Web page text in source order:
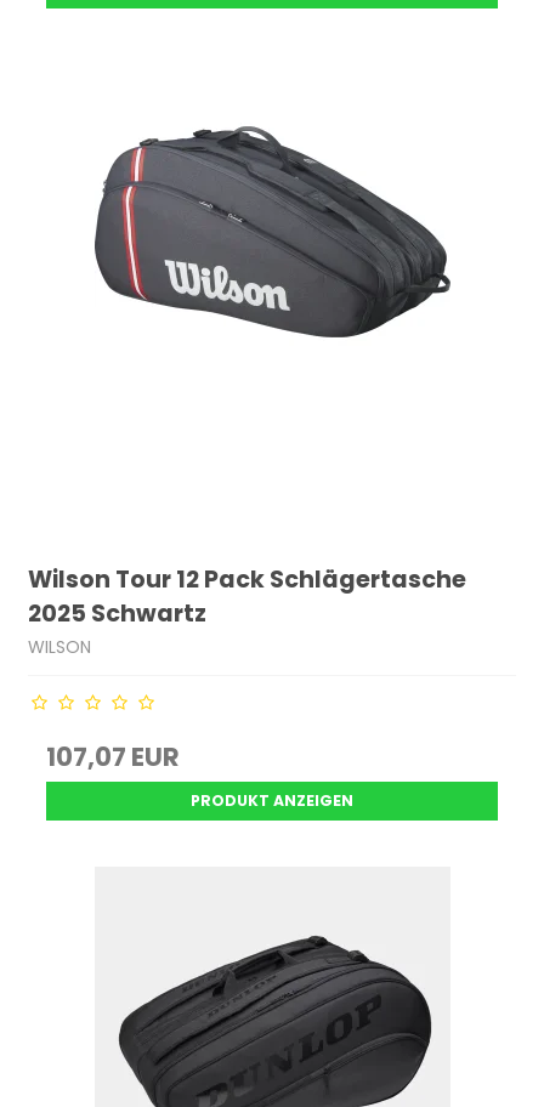
Wilson Tour 12 Pack Schlägertasche
2025 Schwartz
WILSON
107,07 EUR
PRODUKT ANZEIGEN